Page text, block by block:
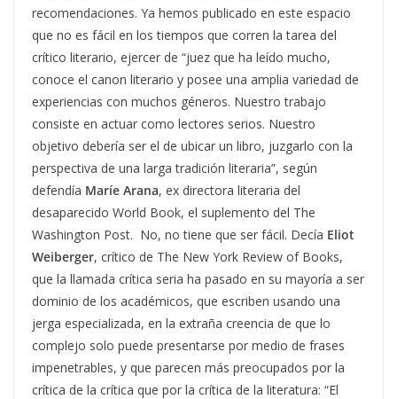
recomendaciones. Ya hemos publicado en este espacio
que no es fácil en los tiempos que corren la tarea del
crítico literario, ejercer de “juez que ha leído mucho,
conoce el canon literario y posee una amplia variedad de
experiencias con muchos géneros. Nuestro trabajo
consiste en actuar como lectores serios. Nuestro
objetivo debería ser el de ubicar un libro, juzgarlo con la
perspectiva de una larga tradición literaria”, según
defendía Maríe Arana, ex directora literaria del
desaparecido World Book, el suplemento del The
Washington Post. No, no tiene que ser fácil. Decía Eliot
Weiberger, crítico de The New York Review of Books,
que la llamada crítica seria ha pasado en su mayoría a ser
dominio de los académicos, que escriben usando una
jerga especializada, en la extraña creencia de que lo
complejo solo puede presentarse por medio de frases
impenetrables, y que parecen más preocupados por la
crítica de la crítica que por la crítica de la literatura: “El